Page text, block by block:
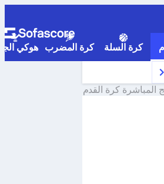
كرة السلة كرة المضرب هوكي
المباشرة كرة القدم